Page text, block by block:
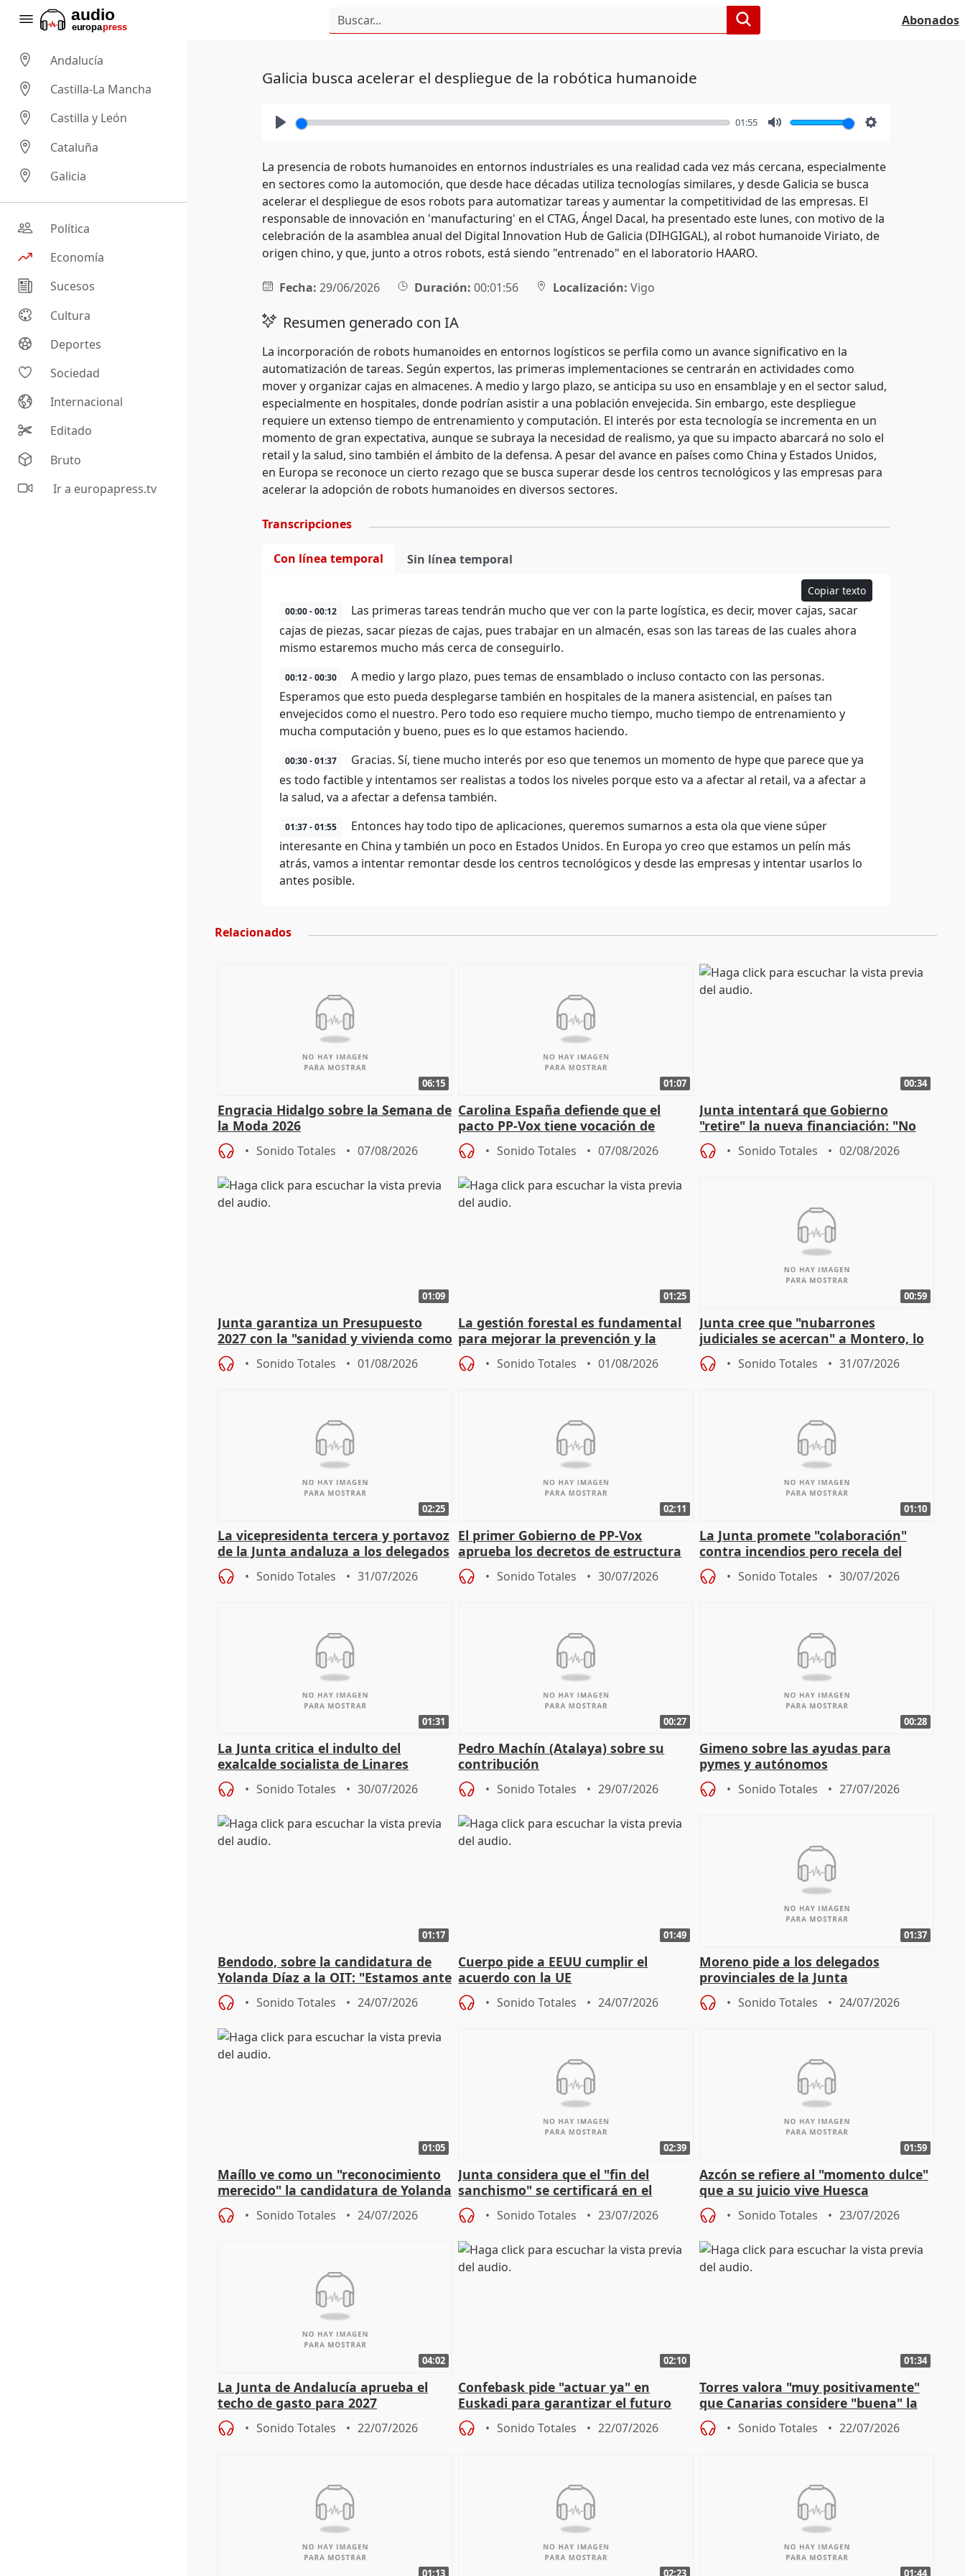
Abonados
Andalucía
Castilla-La Mancha
Castilla y León
Cataluña
Galicia
Política
Economía
Sucesos
Cultura
Deportes
Sociedad
Internacional
Editado
Bruto
Ir a europapress.tv
Galicia busca acelerar el despliegue de la robótica humanoide
01:55
La presencia de robots humanoides en entornos industriales es una realidad cada vez más cercana, especialmente
en sectores como la automoción, que desde hace décadas utiliza tecnologías similares, y desde Galicia se busca
acelerar el despliegue de esos robots para automatizar tareas y aumentar la competitividad de las empresas. El
responsable de innovación en 'manufacturing' en el CTAG, Ángel Dacal, ha presentado este lunes, con motivo de la
celebración de la asamblea anual del Digital Innovation Hub de Galicia (DIHGIGAL), al robot humanoide Viriato, de
origen chino, y que, junto a otros robots, está siendo "entrenado" en el laboratorio HAARO.
Fecha: 29/06/2026 Duración: 00:01:56 Localización: Vigo
Resumen generado con IA
La incorporación de robots humanoides en entornos logísticos se perfila como un avance significativo en la
automatización de tareas. Según expertos, las primeras implementaciones se centrarán en actividades como
mover y organizar cajas en almacenes. A medio y largo plazo, se anticipa su uso en ensamblaje y en el sector salud,
especialmente en hospitales, donde podrían asistir a una población envejecida. Sin embargo, este despliegue
requiere un extenso tiempo de entrenamiento y computación. El interés por esta tecnología se incrementa en un
momento de gran expectativa, aunque se subraya la necesidad de realismo, ya que su impacto abarcará no solo el
retail y la salud, sino también el ámbito de la defensa. A pesar del avance en países como China y Estados Unidos,
en Europa se reconoce un cierto rezago que se busca superar desde los centros tecnológicos y las empresas para
acelerar la adopción de robots humanoides en diversos sectores.
Transcripciones
Con línea temporal Sin línea temporal
Copiar texto
00:00 - 00:12
Las primeras tareas tendrán mucho que ver con la parte logística, es decir, mover cajas, sacar
cajas de piezas, sacar piezas de cajas, pues trabajar en un almacén, esas son las tareas de las cuales ahora
mismo estaremos mucho más cerca de conseguirlo.
00:12 - 00:30
A medio y largo plazo, pues temas de ensamblado o incluso contacto con las personas.
Esperamos que esto pueda desplegarse también en hospitales de la manera asistencial, en países tan
envejecidos como el nuestro. Pero todo eso requiere mucho tiempo, mucho tiempo de entrenamiento y
mucha computación y bueno, pues es lo que estamos haciendo.
00:30 - 01:37
Gracias. Sí, tiene mucho interés por eso que tenemos un momento de hype que parece que ya
es todo factible y intentamos ser realistas a todos los niveles porque esto va a afectar al retail, va a afectar a
la salud, va a afectar a defensa también.
01:37 - 01:55
Entonces hay todo tipo de aplicaciones, queremos sumarnos a esta ola que viene súper
interesante en China y también un poco en Estados Unidos. En Europa yo creo que estamos un pelín más
atrás, vamos a intentar remontar desde los centros tecnológicos y desde las empresas y intentar usarlos lo
antes posible.
Relacionados
06:15
Engracia Hidalgo sobre la Semana de
la Moda 2026
Sonido Totales 07/08/2026
01:07
Carolina España defiende que el
pacto PP-Vox tiene vocación de
"durar toda la legislatura"
Sonido Totales 07/08/2026
00:34
Junta intentará que Gobierno
"retire" la nueva financiación: "No
puede ser saqueo a las arcas"
Sonido Totales 02/08/2026
01:09
Junta garantiza un Presupuesto
2027 con la "sanidad y vivienda como
prioridades"
Sonido Totales 01/08/2026
01:25
La gestión forestal es fundamental
para mejorar la prevención y la
actuación frente a incendios
Sonido Totales 01/08/2026
00:59
Junta cree que "nubarrones
judiciales se acercan" a Montero, lo
que la lleva a estar en el "ruido pe
Sonido Totales 31/07/2026
02:25
La vicepresidenta tercera y portavoz
de la Junta andaluza a los delegados
territoriales en Málaga
Sonido Totales 31/07/2026
02:11
El primer Gobierno de PP-Vox
aprueba los decretos de estructura
de sus consejerías
Sonido Totales 30/07/2026
01:10
La Junta promete "colaboración"
contra incendios pero recela del
pacto de Estado de Sánchez
Sonido Totales 30/07/2026
01:31
La Junta critica el indulto del
exalcalde socialista de Linares
"condenado por corrupción"
Sonido Totales 30/07/2026
00:27
Pedro Machín (Atalaya) sobre su
contribución
Sonido Totales 29/07/2026
00:28
Gimeno sobre las ayudas para
pymes y autónomos
Sonido Totales 27/07/2026
01:17
Bendodo, sobre la candidatura de
Yolanda Díaz a la OIT: "Estamos ante
un plan de evacuación"
Sonido Totales 24/07/2026
01:49
Cuerpo pide a EEUU cumplir el
acuerdo con la UE
Sonido Totales 24/07/2026
01:37
Moreno pide a los delegados
provinciales de la Junta
"determinación para afrontar los
retos", diálog
Sonido Totales 24/07/2026
01:05
Maíllo ve como un "reconocimiento
merecido" la candidatura de Yolanda
Díaz a la OIT
Sonido Totales 24/07/2026
02:39
Junta considera que el "fin del
sanchismo" se certificará en el
Congreso con la "caída" del techo de
Sonido Totales 23/07/2026
01:59
Azcón se refiere al "momento dulce"
que a su juicio vive Huesca
Sonido Totales 23/07/2026
04:02
La Junta de Andalucía aprueba el
techo de gasto para 2027
Sonido Totales 22/07/2026
02:10
Confebask pide "actuar ya" en
Euskadi para garantizar el futuro
con un pacto de país
Sonido Totales 22/07/2026
01:34
Torres valora "muy positivamente"
que Canarias considere "buena" la
propuesta del CPFF
Sonido Totales 22/07/2026
01:13 02:23 01:44